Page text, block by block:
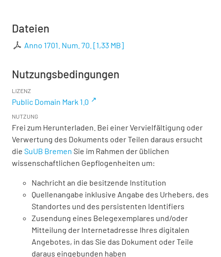
Dateien
Anno 1701. Num. 70. [1,33 MB]
Nutzungsbedingungen
LIZENZ
Public Domain Mark 1.0
NUTZUNG
Frei zum Herunterladen. Bei einer Vervielfältigung oder
Verwertung des Dokuments oder Teilen daraus ersucht
die SuUB Bremen Sie im Rahmen der üblichen
wissenschaftlichen Gepflogenheiten um:
Nachricht an die besitzende Institution
Quellenangabe inklusive Angabe des Urhebers, des
Standortes und des persistenten Identifiers
Zusendung eines Belegexemplares und/oder
Mitteilung der Internetadresse Ihres digitalen
Angebotes, in das Sie das Dokument oder Teile
daraus eingebunden haben